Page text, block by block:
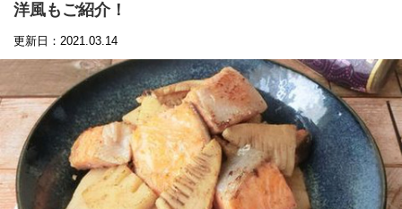
洋風もご紹介！
更新日：2021.03.14